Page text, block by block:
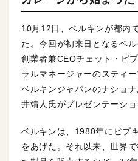
10月12日、ベルキンが都内
た。今回が初来日となるベ
創業者兼CEOチェット・ピ
ラルマネージャーのスティ
ベルキンジャパンのナショ
井靖人氏がプレゼンテーショ
ベルキンは、1980年にピプ
をあげた。それ以来、世界